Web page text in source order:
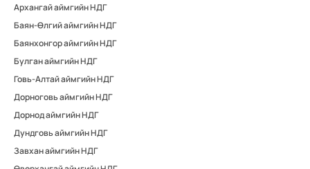
Архангай аймгийн НДГ
Баян-Өлгий аймгийн НДГ
Баянхонгор аймгийн НДГ
Булган аймгийн НДГ
Говь-Алтай аймгийн НДГ
Дорноговь аймгийн НДГ
Дорнод аймгийн НДГ
Дундговь аймгийн НДГ
Завхан аймгийн НДГ